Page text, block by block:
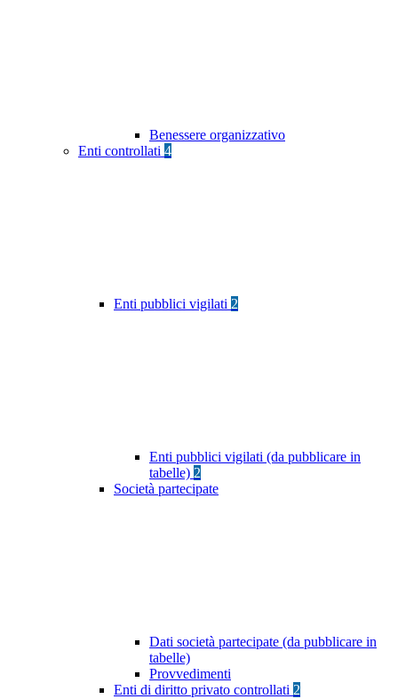
Benessere organizzativo
Enti controllati 4
Enti pubblici vigilati 2
Enti pubblici vigilati (da pubblicare in
tabelle) 2
Società partecipate
Dati società partecipate (da pubblicare in
tabelle)
Provvedimenti
Enti di diritto privato controllati 2